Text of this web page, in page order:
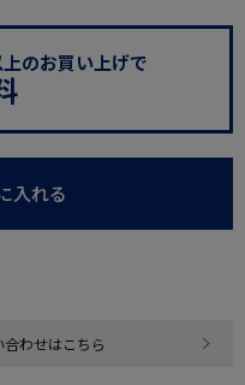
のお買い上げで
入れる
わせはこちら